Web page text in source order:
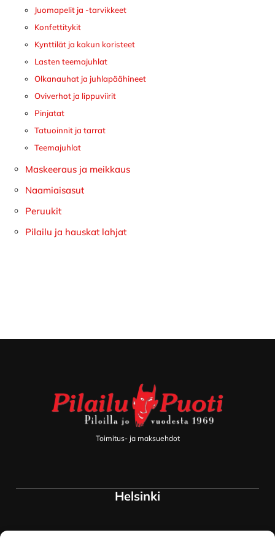
Juomapelit ja -tarvikkeet
Konfettitykit
Kynttilät ja kakun koristeet
Lasten teemajuhlat
Olkanauhat ja juhlapäähineet
Oviverhot ja lippuviirit
Pinjatat
Tatuoinnit ja tarrat
Teemajuhlat
Maskeeraus ja meikkaus
Naamiaisasut
Peruukit
Pilailu ja hauskat lahjat
Toimitus- ja maksuehdot
Helsinki